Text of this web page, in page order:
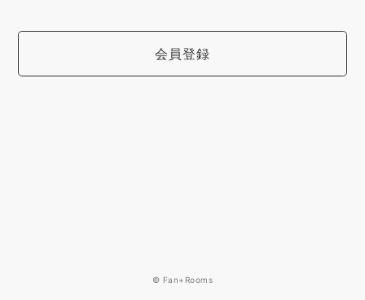
会員登録
© Fan+Rooms